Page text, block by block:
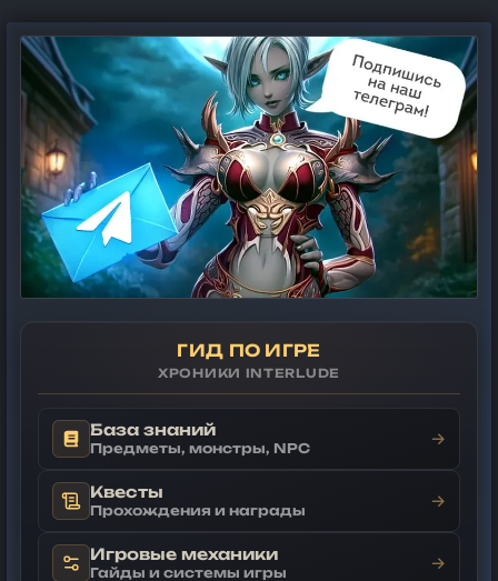
ГИД ПО ИГРЕ
ХРОНИКИ INTERLUDE
База знаний
Предметы, монстры, NPC →
Квесты
Прохождения и награды →
Игровые механики
Гайды и системы игры →